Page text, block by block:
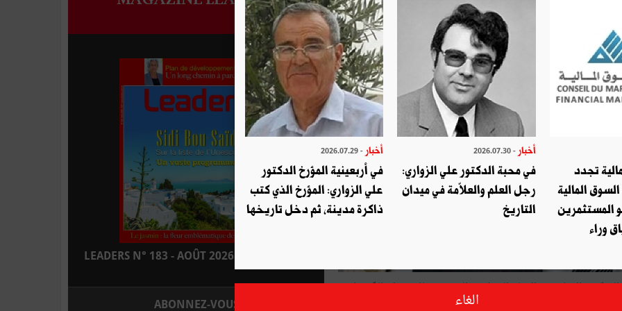
والإعلامي والإمـام الخطــيب الدّكتور كمال عمران الذّي وافته
LEADERS N° 183 - AOÛT 2026 : EN KIOSQUE
ABONNEZ-VOUS
تجدد
المالية
المستثمرين
وراء
أخبار - 2026.07.30
في محبة الدكتور علي الزواري:
رجل العلم والعلاّمة في ميدان
التاريخ
أخبار - 2026.07.29
في أربعينية المؤرخ الدكتور
علي الزواري: المؤرخ الذي كتب
ذاكرة مدينة، ثم دخل تاريخها
الغاء